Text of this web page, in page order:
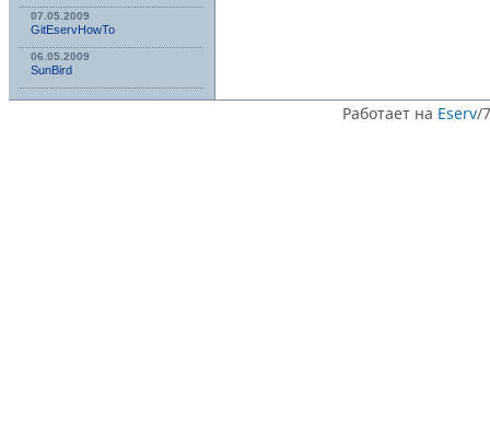
07.05.2009
GitEservHowTo
06.05.2009
SunBird
Работает на Eserv/